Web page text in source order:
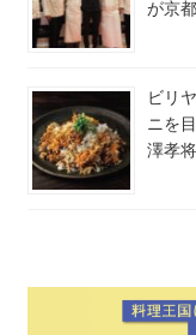
が京
ビリ
ニを
澤孝